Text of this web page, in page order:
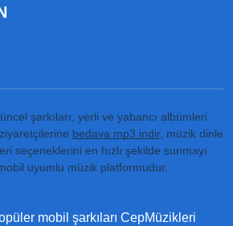
şarkıları, yerli ve yabancı albümleri
bedava mp3 indir, müzik dinle
seçeneklerini en hızlı şekilde sunmayı
uyumlu müzik platformudur.
mobil şarkıları CepMüzikleri